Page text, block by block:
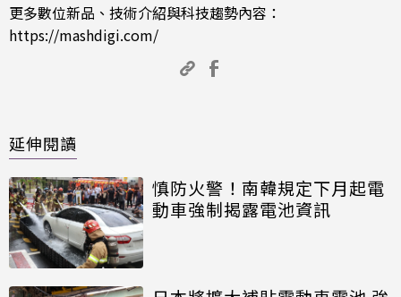
更多數位新品、技術介紹與科技趨勢內容：
https://mashdigi.com/
延伸閱讀
慎防火警！南韓規定下月起電
動車強制揭露電池資訊